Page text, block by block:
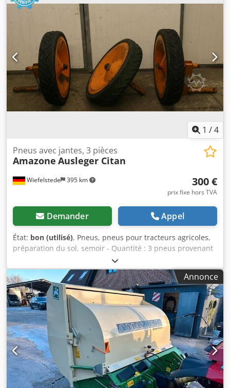
1 /4
Wiefelstede 395 km
Pneus avec jantes, 3 pièces
Amazone Ausleger Citan
300 €
prix fixe hors TVA
Demander Appel
État: bon (utilisé), Pneus, pneus pour tracteurs agricoles,
préparation du sol, semoir - Quantité : 3 pneus provenant
d’un semoir Amazone - Dimensions des pneus - Moyeu : Ø
40 mm - Dimensions : Ø 750 Crjdpfx Asb A E Ufjafof - Prix
total : pour les 3 pneus - Poids : 51 kg/pièce
Annonce